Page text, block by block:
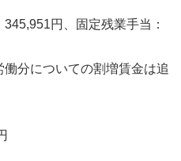
円、固定残業手当：
分についての割増賃金は追